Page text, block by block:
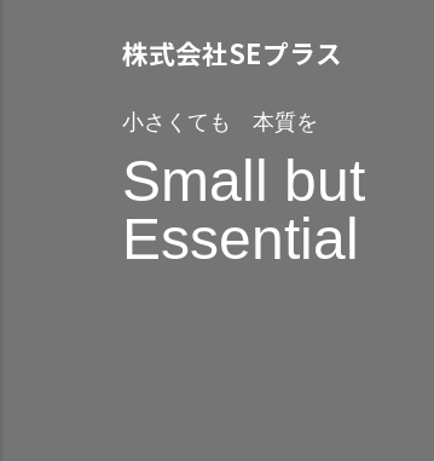
株式会社SEプラス
小さくても 本質を
Small but
Essential